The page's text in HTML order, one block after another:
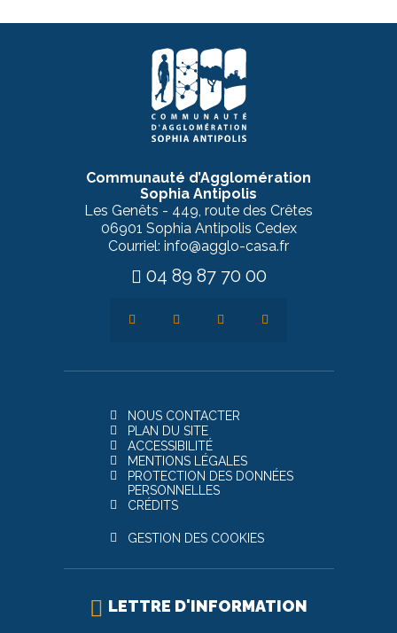
Communauté d’Agglomération
Sophia Antipolis
Les Genêts - 449, route des Crêtes
06901 Sophia Antipolis Cedex
Courriel: info@agglo-casa.fr
04 89 87 70 00
NOUS CONTACTER
PLAN DU SITE
ACCESSIBILITÉ
MENTIONS LÉGALES
PROTECTION DES DONNÉES
PERSONNELLES
CRÉDITS
GESTION DES COOKIES
LETTRE D'INFORMATION